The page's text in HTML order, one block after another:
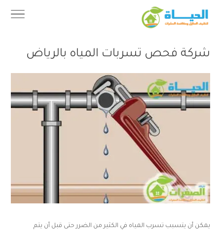
شركة فحص تسربات المياه بالرياض
يمكن أن يتسبب تسرب المياه في الكثير من الضرر حتى قبل أن يتم